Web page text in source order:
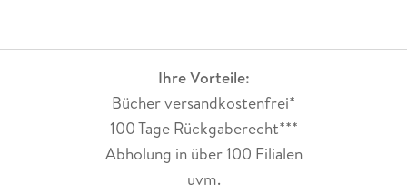
Ihre Vorteile:
Bücher versandkostenfrei*
100 Tage Rückgaberecht***
Abholung in über 100 Filialen
uvm.